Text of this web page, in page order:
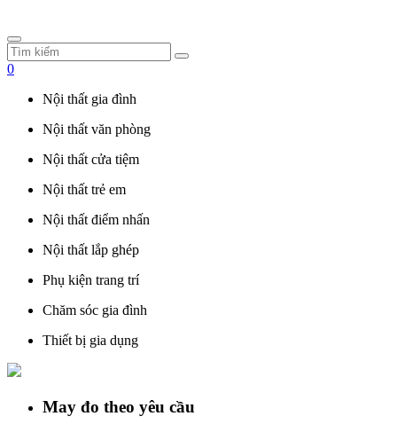
0
Nội thất gia đình
Nội thất văn phòng
Nội thất cửa tiệm
Nội thất trẻ em
Nội thất điểm nhấn
Nội thất lắp ghép
Phụ kiện trang trí
Chăm sóc gia đình
Thiết bị gia dụng
May đo theo yêu cầu